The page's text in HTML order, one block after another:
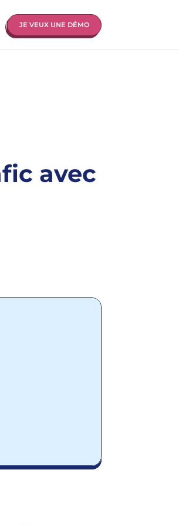
CONTACTEZ-
JE VEUX UNE DÉMO
avec